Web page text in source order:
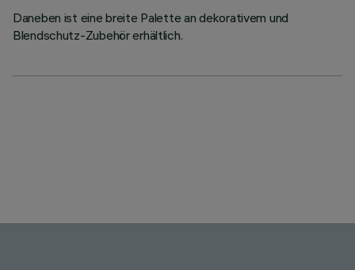
Daneben ist eine breite Palette an dekorativem und
Blendschutz-Zubehör erhältlich.